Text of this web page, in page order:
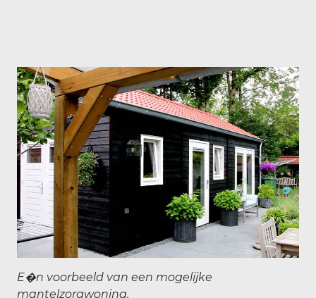
E�n voorbeeld van een mogelijke
mantelzorgwoning.